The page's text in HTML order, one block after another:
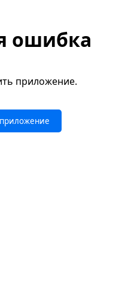
ошибка
приложение.